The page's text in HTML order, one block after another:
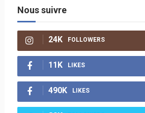
Nous suivre
24K FOLLOWERS
11K LIKES
490K LIKES